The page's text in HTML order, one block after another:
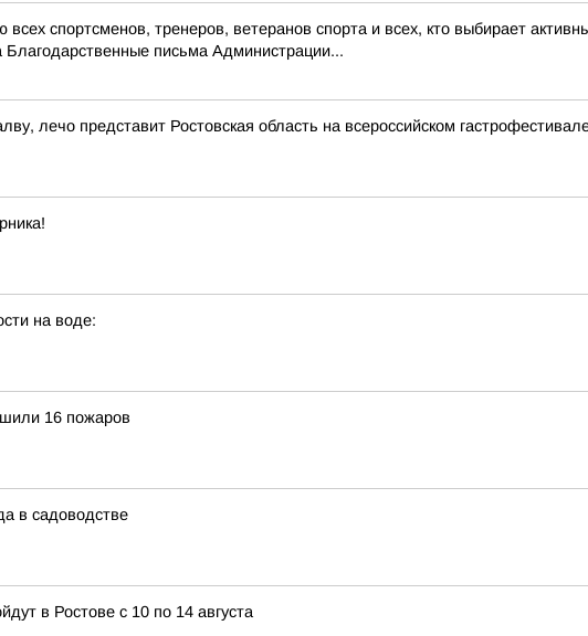
спортсменов, тренеров, ветеранов спорта и всех, кто выбирает
письма Администрации...
лечо представит Ростовская область на всероссийском
на воде:
16 пожаров
в садоводстве
в Ростове с 10 по 14 августа